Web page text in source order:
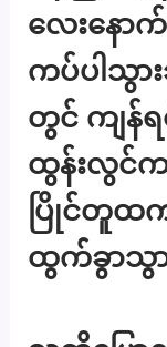
လေးနေ
ကပ်ပါသွ
တွင် ကျန်ရ
ထွန်းလွင်က
ပြိုင်တူထ
ထွက်ခွာသွ